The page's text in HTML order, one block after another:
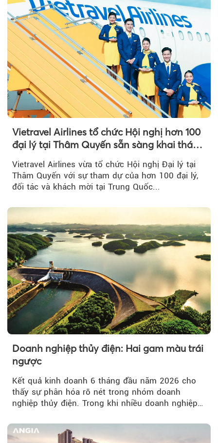
Vietravel Airlines tổ chức Hội nghị hơn 100
đại lý tại Thâm Quyến sẵn sàng khai thác
đường bay thẳng TP.HCM - Thâm Quyến
Vietravel Airlines vừa tổ chức Hội nghị Đại lý tại
Thâm Quyến với sự tham dự của hơn 100 đại lý,
đối tác và khách mời tại Trung Quốc...
Doanh nghiệp thủy điện: Hai gam màu trái
ngược
Kết quả kinh doanh 6 tháng đầu năm 2026 cho
thấy sự phân hóa rõ nét trong nhóm doanh
nghiệp thủy điện. Trong khi nhiều doanh nghiệp